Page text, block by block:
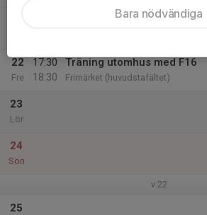
22
Fre
17:30
18:30
Träning utomhus med F16
Frimärket (huvudstafältet)
23
Lör
24
Sön
v.22
25
Bara nödvändiga